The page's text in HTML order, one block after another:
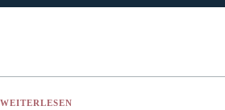
WEITERLESEN